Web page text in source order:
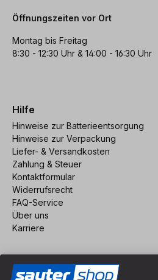
Öffnungszeiten vor Ort
Montag bis Freitag
8:30 - 12:30 Uhr & 14:00 - 16:30 Uhr
Hilfe
Hinweise zur Batterieentsorgung
Hinweise zur Verpackung
Liefer- & Versandkosten
Zahlung & Steuer
Kontaktformular
Widerrufsrecht
FAQ-Service
Über uns
Karriere